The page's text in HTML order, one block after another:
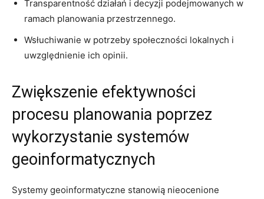
Transparentność działań i decyzji podejmowanych w
ramach planowania przestrzennego.
Wsłuchiwanie w potrzeby społeczności lokalnych i
uwzględnienie ich opinii.
Zwiększenie efektywności
procesu planowania poprzez
wykorzystanie systemów
geoinformatycznych
Systemy geoinformatyczne‍ stanowią nieocenione